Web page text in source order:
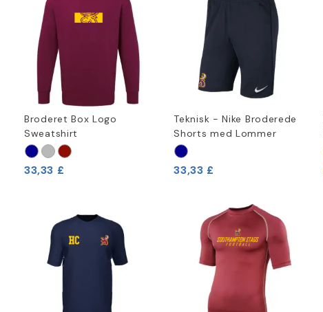
Broderet Box Logo
Sweatshirt
33,33 £
Teknisk - Nike Broderede
Shorts med Lommer
33,33 £